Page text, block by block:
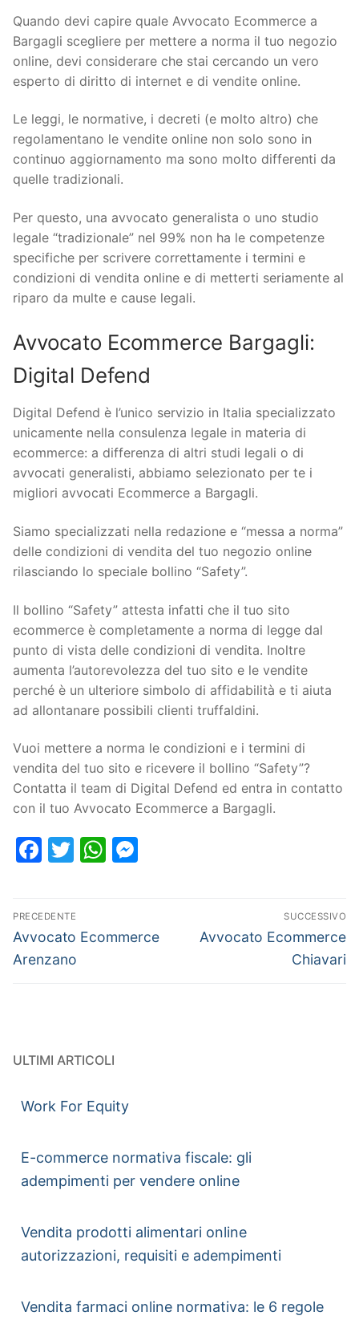
Quando devi capire quale Avvocato Ecommerce a
Bargagli scegliere per mettere a norma il tuo negozio
online, devi considerare che stai cercando un vero
esperto di diritto di internet e di vendite online.
Le leggi, le normative, i decreti (e molto altro) che
regolamentano le vendite online non solo sono in
continuo aggiornamento ma sono molto differenti da
quelle tradizionali.
Per questo, una avvocato generalista o uno studio
legale “tradizionale” nel 99% non ha le competenze
specifiche per scrivere correttamente i termini e
condizioni di vendita online e di metterti seriamente al
riparo da multe e cause legali.
Avvocato Ecommerce Bargagli:
Digital Defend
Digital Defend è l’unico servizio in Italia specializzato
unicamente nella consulenza legale in materia di
ecommerce: a differenza di altri studi legali o di
avvocati generalisti, abbiamo selezionato per te i
migliori avvocati Ecommerce a Bargagli.
Siamo specializzati nella redazione e “messa a norma”
delle condizioni di vendita del tuo negozio online
rilasciando lo speciale bollino “Safety”.
Il bollino “Safety” attesta infatti che il tuo sito
ecommerce è completamente a norma di legge dal
punto di vista delle condizioni di vendita. Inoltre
aumenta l’autorevolezza del tuo sito e le vendite
perché è un ulteriore simbolo di affidabilità e ti aiuta
ad allontanare possibili clienti truffaldini.
Vuoi mettere a norma le condizioni e i termini di
vendita del tuo sito e ricevere il bollino “Safety”?
Contatta il team di Digital Defend ed entra in contatto
con il tuo Avvocato Ecommerce a Bargagli.
Facebook
TwitterWhatsApp
PRECEDENTE
Avvocato Ecommerce
Arenzano
SUCCESSIVO
Avvocato Ecommerce
Chiavari
ULTIMI ARTICOLI
Work For Equity
E-commerce normativa fiscale: gli
adempimenti per vendere online
Vendita prodotti alimentari online
autorizzazioni, requisiti e adempimenti
Vendita farmaci online normativa: le 6 regole